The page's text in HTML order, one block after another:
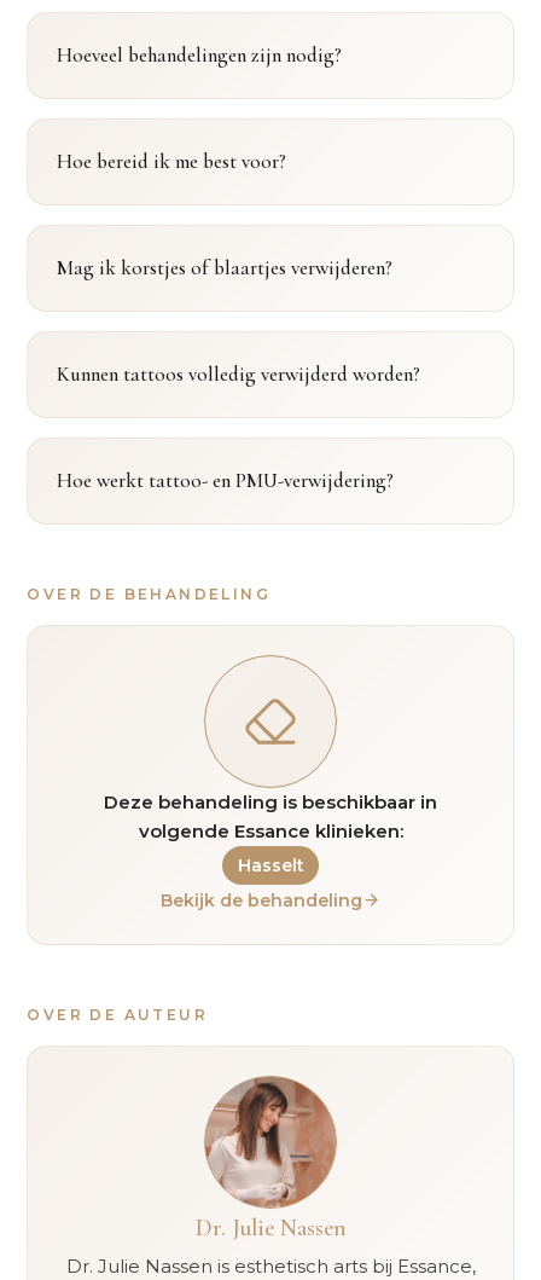
Hoeveel behandelingen zijn nodig?
Hoe bereid ik me best voor?
Mag ik korstjes of blaartjes verwijderen?
Kunnen tattoos volledig verwijderd worden?
Hoe werkt tattoo- en PMU-verwijdering?
OVER DE BEHANDELING
Deze behandeling is beschikbaar in
volgende Essance klinieken:
Hasselt
Bekijk de behandeling
OVER DE AUTEUR
Dr. Julie Nassen
Dr. Julie Nassen is esthetisch arts bij Essance,